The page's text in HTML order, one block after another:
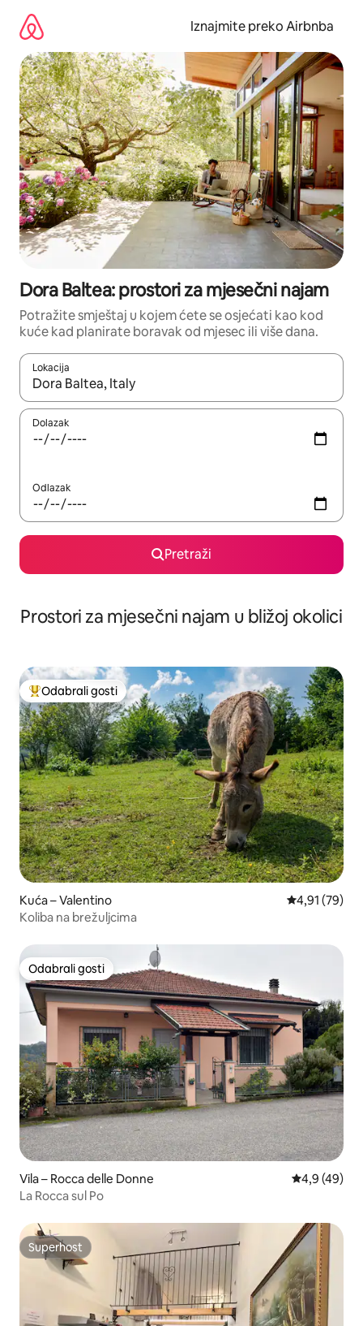
sadržaj
Iznajmite preko Airbnba
Dora Baltea: prostori za mjesečni najam
Potražite smještaj u kojem ćete se osjećati kao kod
kuće kad planirate boravak od mjesec ili više dana.
Lokacija
Kada budu dostupni rezultati, moći ćete ih pregledati
Dolazak
Odlazak
Pretraži
Prostori za mjesečni najam u bližoj okolici
Među najviše rangiranima s oznakom „Odabrali gosti”
Odabrali gosti
Kuća – Valentino Prosječna
4,91 (79)
Koliba na brežuljcima
Odabrali gosti
Odabrali gosti
Vila – Rocca delle Donne Prosječna
4,9 (49)
La Rocca sul Po
Superhost
Superhost